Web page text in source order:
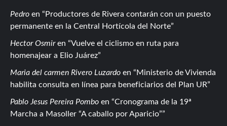
Pedro en
Productores de Rivera contarán con un puesto
permanente en la Central Hortícola del Norte
Hector Osmiren
Vuelve el ciclismo en ruta para
homenajear a Elio Juárez
Maria del carmen Rivero Luzardo en
Ministerio de Vivienda
habilita consulta en línea para beneficiarios del Plan UR
Pablo Jesus Pereira Pombo en
Cronograma de la 19ª
Marcha a Masoller “A caballo por Aparicio”